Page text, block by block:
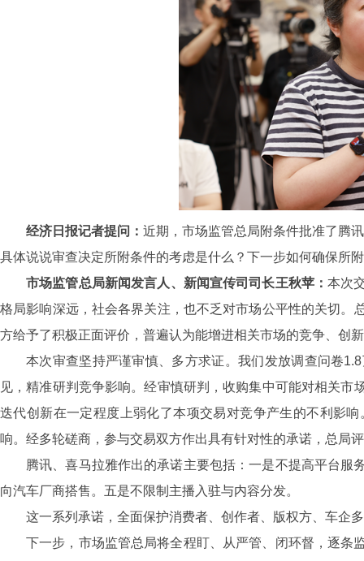
经济日报记者提问： 近期，市场监管总局附条件批准了腾
具体说说审查决定所附条件的考虑是什么？下一步如何确保所
市场监管总局新闻发言人、新闻宣传司司长王秋苹：本次
格局影响深远，社会各界关注，也不乏对市场公平性的关切
方给予了积极正面评价，普遍认为能增进相关市场的竞争、创
本次审查坚持严谨审慎、多方求证。我们发放调查问卷
见，精准研判竞争影响。经审慎研判，收购集中可能对相关
迭代创新在一定程度上弱化了本项交易对竞争产生的不利影
响。经多轮磋商，参与交易双方作出具有针对性的承诺，总局
腾讯、喜马拉雅作出的承诺主要包括：一是不提高平台
向汽车厂商搭售。五是不限制主播入驻与内容分发。
这一系列承诺，全面保护消费者、创作者、版权方、车企
下一步，市场监管总局将全程盯、从严管、闭环督，逐条